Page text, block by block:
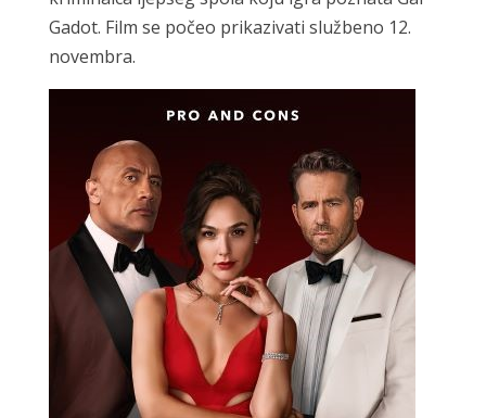
Gadot. Film se počeo prikazivati službeno 12.
novembra.